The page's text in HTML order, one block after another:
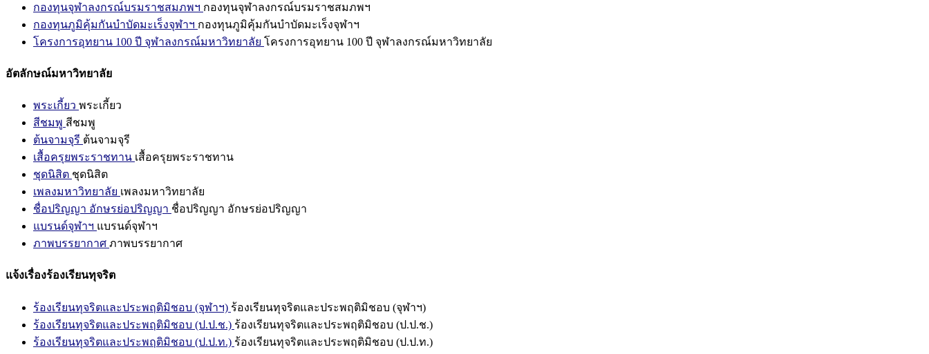
กองทุนจุฬาลงกรณ์บรมราชสมภพฯ กองทุนจุฬาลงกรณ์บรมราชสมภพฯ
กองทุนภูมิคุ้มกันบำบัดมะเร็งจุฬาฯ กองทุนภูมิคุ้มกันบำบัดมะเร็งจุฬาฯ
โครงการอุทยาน 100 ปี จุฬาลงกรณ์มหาวิทยาลัย โครงการอุทยาน 100 ปี จุฬาลงกรณ์มหาวิทยาลัย
อัตลักษณ์มหาวิทยาลัย
พระเกี้ยว พระเกี้ยว
สีชมพู สีชมพู
ต้นจามจุรี ต้นจามจุรี
เสื้อครุยพระราชทาน เสื้อครุยพระราชทาน
ชุดนิสิต ชุดนิสิต
เพลงมหาวิทยาลัย เพลงมหาวิทยาลัย
ชื่อปริญญา อักษรย่อปริญญา ชื่อปริญญา อักษรย่อปริญญา
แบรนด์จุฬาฯ แบรนด์จุฬาฯ
ภาพบรรยากาศ ภาพบรรยากาศ
แจ้งเรื่องร้องเรียนทุจริต
ร้องเรียนทุจริตและประพฤติมิชอบ (จุฬาฯ) ร้องเรียนทุจริตและประพฤติมิชอบ (จุฬาฯ)
ร้องเรียนทุจริตและประพฤติมิชอบ (ป.ป.ช.) ร้องเรียนทุจริตและประพฤติมิชอบ (ป.ป.ช.)
ร้องเรียนทุจริตและประพฤติมิชอบ (ป.ป.ท.) ร้องเรียนทุจริตและประพฤติมิชอบ (ป.ป.ท.)